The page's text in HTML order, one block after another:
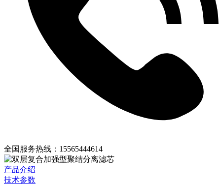
全国服务热线： 15565444614
产品介绍
技术参数